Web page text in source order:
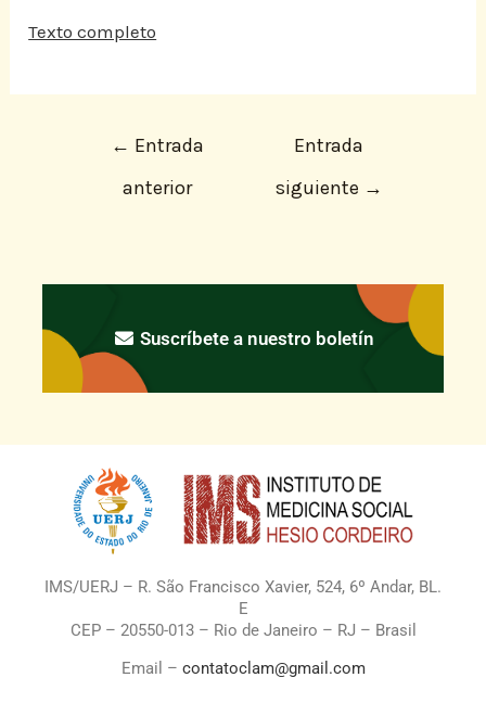
Texto completo
← Entrada
anterior
Entrada
siguiente →
Suscríbete a nuestro boletín
IMS/UERJ – R. São Francisco Xavier, 524, 6º Andar, BL.
E
CEP – 20550-013 – Rio de Janeiro – RJ – Brasil
Email – contatoclam@gmail.com